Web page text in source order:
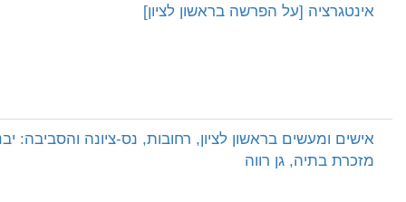
אינטגרציה [על הפרשה בראשון לציון]
אישים ומעשים בראשון לציון, רחובות, נס-ציונה והסביבה:
מזכרת בתיה, גן רווה